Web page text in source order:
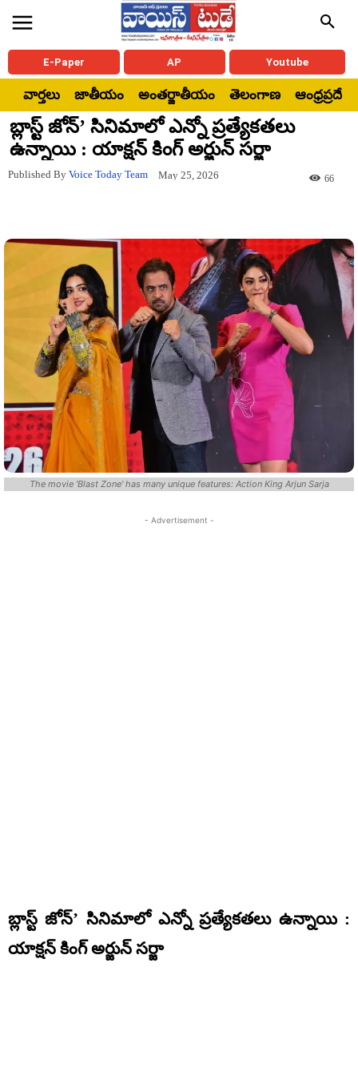
E-Paper AP Youtube
వార్తలు జాతీయం అంతర్జాతీయం తెలంగాణ ఆంధ్రప్రదేశ్
బ్లాస్ట్ జోన్’ సినిమాలో ఎన్నో ప్రత్యేకతలు
ఉన్నాయి : యాక్షన్ కింగ్ అర్జున్ సర్జా
Published By Voice Today Team May 25, 2026 66
The movie 'Blast Zone' has many unique features: Action King Arjun Sarja
- Advertisement -
బ్లాస్ట్ జోన్’ సినిమాలో ఎన్నో ప్రత్యేకతలు ఉన్నాయి :
యాక్షన్ కింగ్ అర్జున్ సర్జా